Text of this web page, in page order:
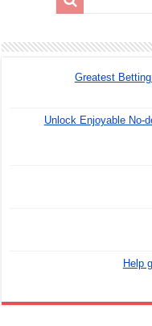
Greatest
Unlock Enjoyable No-
Help